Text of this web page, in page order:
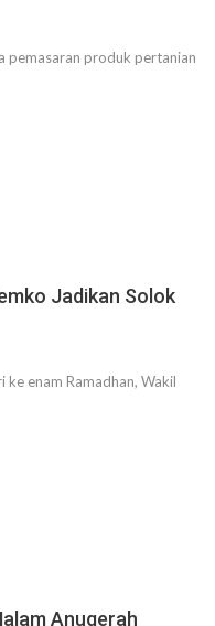
pemasaran produk pertanian
Jadikan Solok
ke enam Ramadhan, Wakil
Anugerah